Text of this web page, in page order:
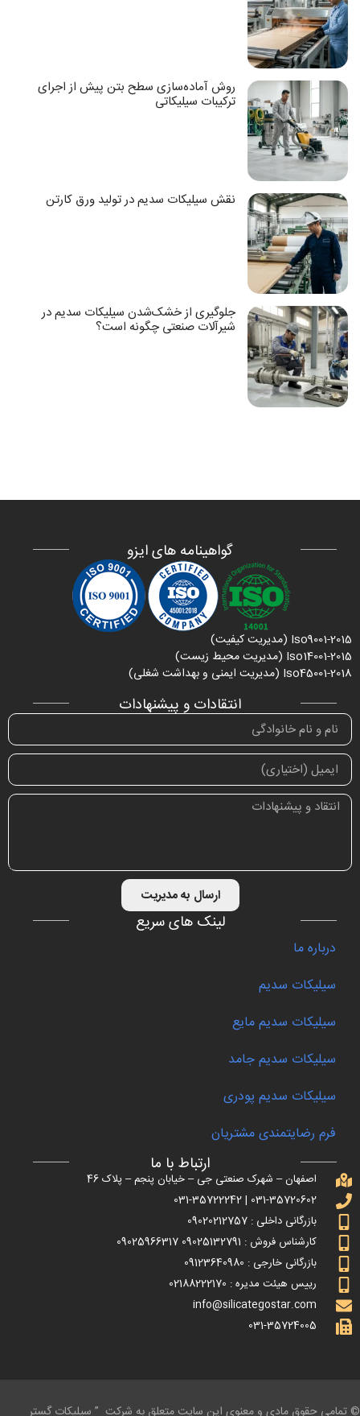
روش آماده‌سازی سطح بتن پیش از اجرای
ترکیبات سیلیکاتی
نقش سیلیکات سدیم در تولید ورق کارتن
جلوگیری از خشک‌شدن سیلیکات سدیم در
شیرآلات صنعتی چگونه است؟
گواهینامه های ایزو
Iso9001-2015 (مدیریت کیفیت)
Iso14001-2015 (مدیریت محیط زیست)
Iso45001-2018 (مدیریت ایمنی و بهداشت شغلی)
انتقادات و پیشنهادات
ارسال به مدیریت
لینک های سریع
درباره ما
سیلیکات سدیم
سیلیکات سدیم مایع
سیلیکات سدیم جامد
سیلیکات سدیم پودری
فرم رضایتمندی مشتریان
ارتباط با ما
اصفهان – شهرک صنعتی جی – خیابان پنجم – پلاک 46
031-35720602 | 031-35722242
بازرگانی داخلی : 09020212757
کارشناس فروش : 09025132791 09025966317
بازرگانی خارجی : 09123640980
رییس هیئت مدیره : 02188222170
info@silicategostar.com
031-35724005
© تمامی حقوق مادی و معنوی این سایت متعلق به شرکت ” سیلیکات گستر